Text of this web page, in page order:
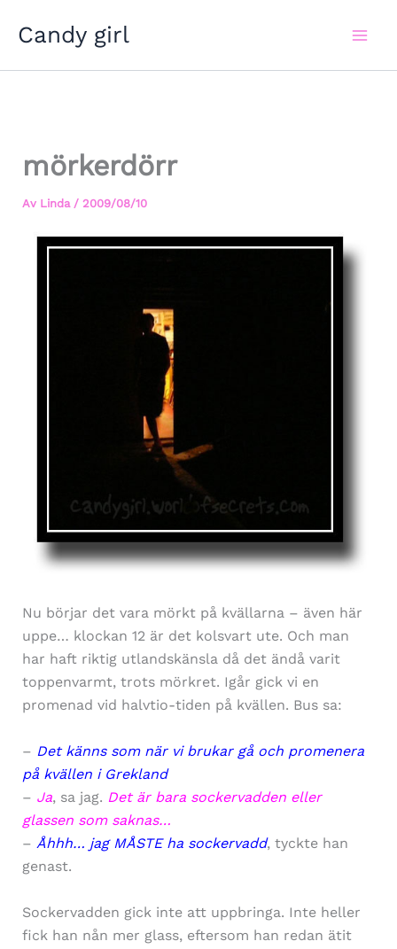
Candy girl
mörkerdörr
Av Linda / 2009/08/10
Nu börjar det vara mörkt på kvällarna – även här
uppe… klockan 12 är det kolsvart ute. Och man
har haft riktig utlandskänsla då det ändå varit
toppenvarmt, trots mörkret. Igår gick vi en
promenad vid halvtio-tiden på kvällen. Bus sa:
– Det känns som när vi brukar gå och promenera
på kvällen i Grekland
– Ja, sa jag. Det är bara sockervadden eller
glassen som saknas…
– Åhhh… jag MÅSTE ha sockervadd, tyckte han
genast.
Sockervadden gick inte att uppbringa. Inte heller
fick han nån mer glass, eftersom han redan ätit